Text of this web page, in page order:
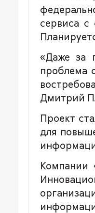
сервиса с
«Даже за
проблема
Дмитрий
Проект
для
Компании